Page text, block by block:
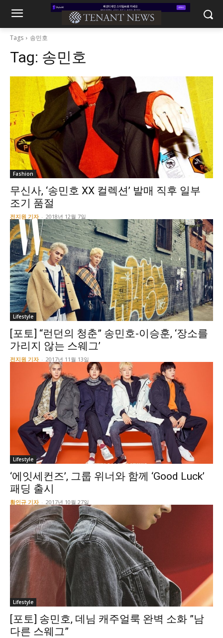
Tags 송민호
Tag: 송민호
Fashion
무신사, ‘송민호 XX 컬렉션’ 발매 직후 일부
조기 품절
전지원 기자 - 2018년 12월 7일
Lifestyle
[포토] “런던의 청춘” 송민호-이승훈, ‘장소를
가리지 않는 스웨그’
전지원 기자 - 2017년 11월 13일
Lifestyle
‘에잇세컨즈’, 그룹 위너와 함께 ‘Good Luck’
패딩 출시
황인규 기자 - 2017년 10월 27일
Lifestyle
[포토] 송민호, 데님 캐주얼룩 완벽 소화 ”남
다른 스웨그”